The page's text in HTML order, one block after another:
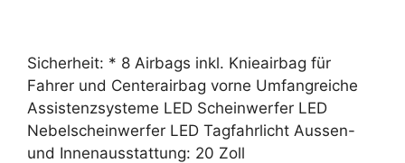
Sicherheit: * 8 Airbags inkl. Knieairbag für
Fahrer und Centerairbag vorne Umfangreiche
Assistenzsysteme LED Scheinwerfer LED
Nebelscheinwerfer LED Tagfahrlicht Aussen-
und Innenausstattung: 20 Zoll